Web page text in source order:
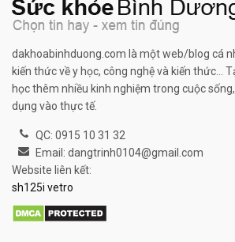
dakhoabinhduong.com là một web/blog cá
kiến thức về y học, công nghệ và kiến thức...
học thêm nhiều kinh nghiệm trong cuộc
dụng vào thực tế.
QC: 0915 10 31 32
Email: dangtrinh0104@gmail.com
Website liên kết:
sh125i vetro